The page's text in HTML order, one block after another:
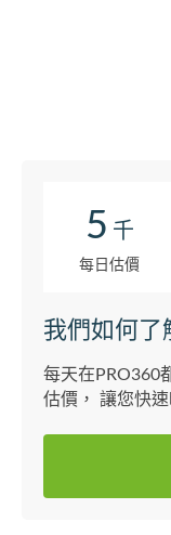
5 千
每日估價
我們如何了
每天在PRO360
估價， 讓您快